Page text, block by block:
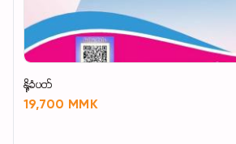
နို့ခံပတ်
19,700 MMK